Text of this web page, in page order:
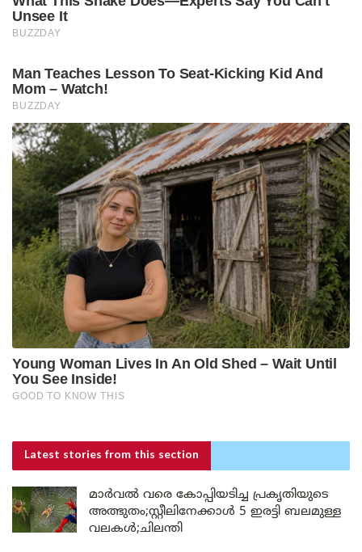
Latest stories from this section
മാർവൽ വരെ കോപ്പിയടിച്ച പ്രകൃതിയുടെ
അത്ഭുതം;സ്റ്റീലിനേക്കാൾ 5 ഇരട്ടി ബലമുള്ള
വലകൾ;ചിലന്തി